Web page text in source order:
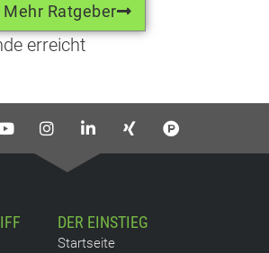
Mehr Ratgeber
erreicht
DER EINSTIEG
Startseite